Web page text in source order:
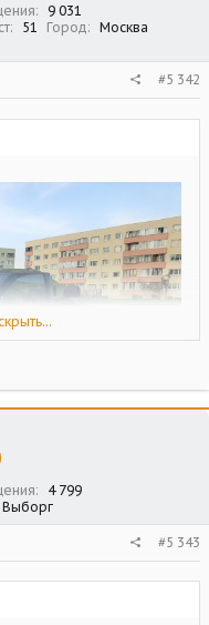
9 031
51 Город
Москва
#5 342
4 799
Выборг
#5 343